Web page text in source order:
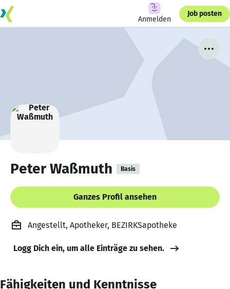
Anmelden
Job posten
Peter Waßmuth Basis
Ganzes Profil ansehen
Angestellt, Apotheker, BEZIRKSapotheke
Logg Dich ein, um alle Einträge zu sehen.
Fähigkeiten und Kenntnisse